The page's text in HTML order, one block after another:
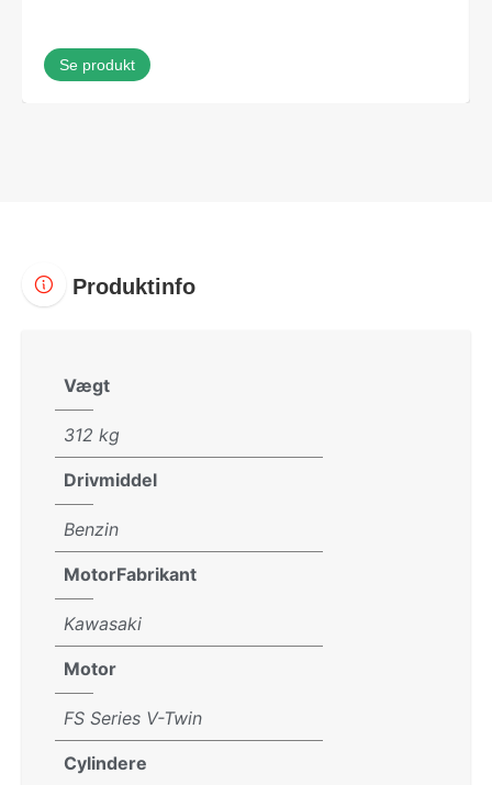
Se produkt
Produktinfo
Vægt
312 kg
Drivmiddel
Benzin
MotorFabrikant
Kawasaki
Motor
FS Series V-Twin
Cylindere